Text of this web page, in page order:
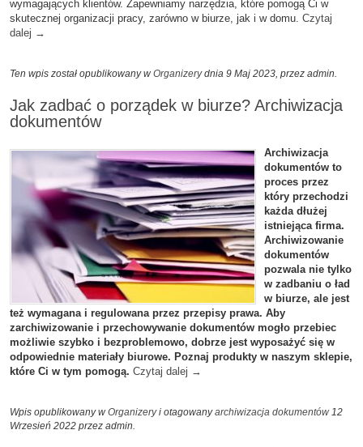
wymagających klientów. Zapewniamy narzędzia, które pomogą Ci w
skutecznej organizacji pracy, zarówno w biurze, jak i w domu. Czytaj
dalej →
Ten wpis został opublikowany w Organizerydnia 9 Maj 2023, przez admin
Jak zadbać o porządek w biurze? Archiwizacja
dokumentów
Archiwizacja
dokumentów to
proces przez
który przechodzi
każda dłużej
istniejąca firma.
Archiwizowanie
dokumentów
pozwala nie tylko
w zadbaniu o ład
w biurze, ale jest
też wymagana i regulowana przez przepisy prawa. Aby
zarchiwizowanie i przechowywanie dokumentów mogło przebiec
możliwie szybko i bezproblemowo, dobrze jest wyposażyć się w
odpowiednie materiały biurowe. Poznaj produkty w naszym sklepie,
które Ci w tym pomogą. Czytaj dalej →
Wpis opublikowany w Organizeryi otagowanyarchiwizacja dokumentów 12
Wrzesień 2022 przez admin